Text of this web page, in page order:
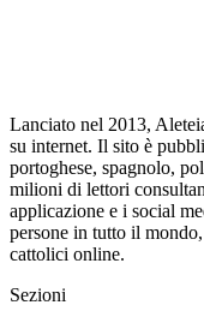
Lanciato nel 2013,
su internet. Il sito è
portoghese, spagnolo,
milioni di lettori
applicazione e i social
persone in tutto il
cattolici online.
Sezioni